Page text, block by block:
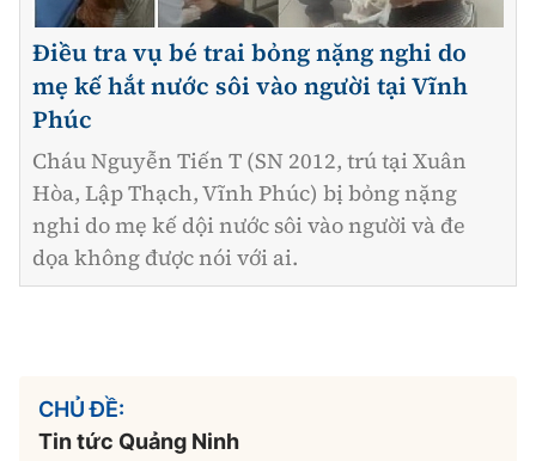
Điều tra vụ bé trai bỏng nặng nghi do
mẹ kế hắt nước sôi vào người tại Vĩnh
Phúc
Cháu Nguyễn Tiến T (SN 2012, trú tại Xuân
Hòa, Lập Thạch, Vĩnh Phúc) bị bỏng nặng
nghi do mẹ kế dội nước sôi vào người và đe
dọa không được nói với ai.
CHỦ ĐỀ:
Tin tức Quảng Ninh